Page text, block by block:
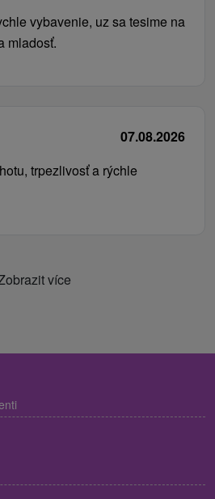
vybavenie, uz sa tesime na
mladosť.
07.08.2026
trpezlivosť a rýchle
více